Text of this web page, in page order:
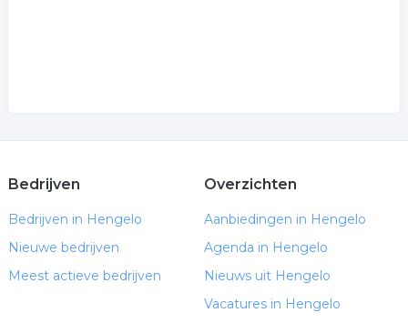
Bedrijven
Bedrijven in Hengelo
Nieuwe bedrijven
Meest actieve bedrijven
Overzichten
Aanbiedingen in Hengelo
Agenda in Hengelo
Nieuws uit Hengelo
Vacatures in Hengelo